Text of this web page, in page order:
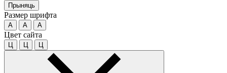
Прыняць
Размер шрифта
A A A
Цвет сайта
Ц Ц Ц